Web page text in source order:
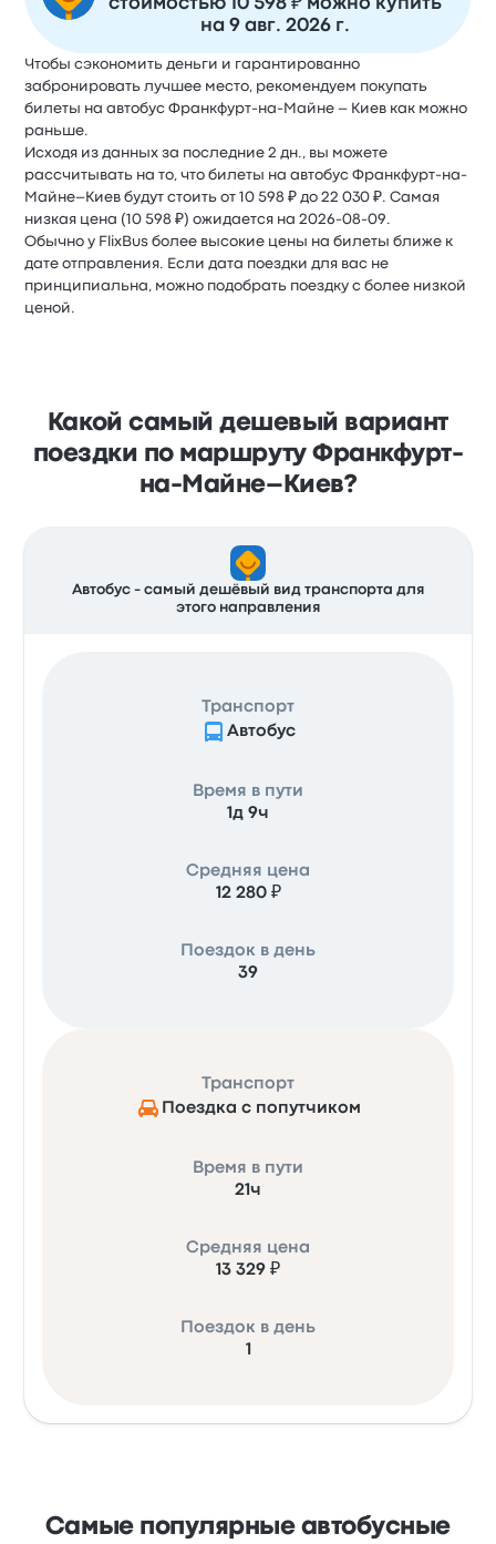
стоимостью 10 598 ₽ можно купить
на 9 авг. 2026 г.
Чтобы сэкономить деньги и гарантированно
забронировать лучшее место, рекомендуем покупать
билеты на автобус Франкфурт-на-Майне – Киев как можно
раньше.
Исходя из данных за последние 2 дн., вы можете
рассчитывать на то, что билеты на автобус Франкфурт-на-
Майне–Киев будут стоить от 10 598 ₽ до 22 030 ₽. Самая
низкая цена (10 598 ₽) ожидается на 2026-08-09.
Обычно у FlixBus более высокие цены на билеты ближе к
дате отправления. Если дата поездки для вас не
принципиальна, можно подобрать поездку с более низкой
ценой.
Какой самый дешевый вариант
поездки по маршруту Франкфурт-
на-Майне–Киев?
Автобус - самый дешёвый вид транспорта для
этого направления
Транспорт
Автобус
Время в пути
1д 9ч
Средняя цена
12 280 ₽
Поездок в день
39
Транспорт
Поездка с попутчиком
Время в пути
21ч
Средняя цена
13 329 ₽
Поездок в день
1
Самые популярные автобусные